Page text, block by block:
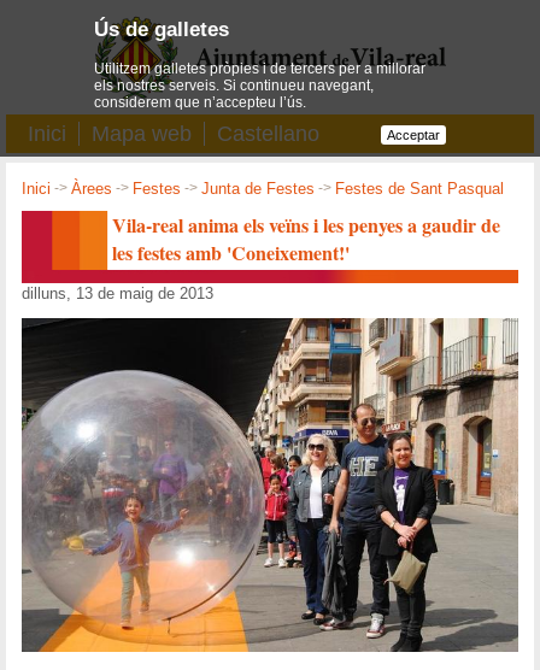
Inici Mapa web Castellano
Inici ->Àrees -> Festes ->Junta de Festes -> Festes de Sant Pasqual
Vila-real anima els veïns i les penyes a gaudir de
les festes amb 'Coneixement!'
dilluns, 13 de maig de 2013
Ús de galletes
Utilitzem galletes pròpies i de tercers per a millorar
els nostres serveis. Si continueu navegant,
considerem que n’accepteu l’ús.
Acceptar